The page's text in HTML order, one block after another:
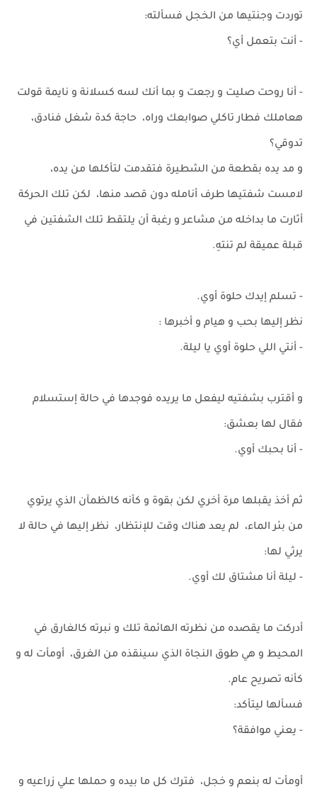
توردت وجنتيها من الخجل فسألته:
- أنت بتعمل أي؟
- أنا روحت صليت و رجعت و بما أنك لسه كسلانة و نايمة قولت
هعاملك فطار تاكلي صوابعك وراه، حاجة كدة شغل فنادق،
تدوقي؟
و مد يده بقطعة من الشطيرة فتقدمت لتأكلها من يده،
لامست شفتيها طرف أنامله دون قصد منها، لكن تلك الحركة
أثارت ما بداخله من مشاعر و رغبة أن يلتقط تلك الشفتين في
قبلة عميقة لم تنتهِ.
- تسلم إيدك حلوة أوي.
نظر إليها بحب و هيام و أخبرها :
- أنتي اللي حلوة أوي يا ليلة.
و أقترب بشفتيه ليفعل ما يريده فوجدها في حالة إستسلام
فقال لها بعشق:
- أنا بحبك أوي.
ثم أخذ يقبلها مرة أخري لكن بقوة و كأنه كالظمآن الذي يرتوي
من بئر الماء، لم يعد هناك وقت للإنتظار، نظر إليها في حالة لا
يرثي لها:
- ليلة أنا مشتاق لك أوي.
أدركت ما يقصده من نظرته الهائمة تلك و نبرته كالغارق في
المحيط و هي طوق النجاة الذي سينقذه من الغرق، أومأت له و
كأنه تصريح عام.
فسألها ليتأكد:
- يعني موافقة؟
أومأت له بنعم و خجل، فترك كل ما بيده و حملها علي زراعيه و